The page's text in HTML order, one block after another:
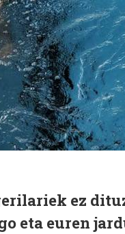
ez
eta euren